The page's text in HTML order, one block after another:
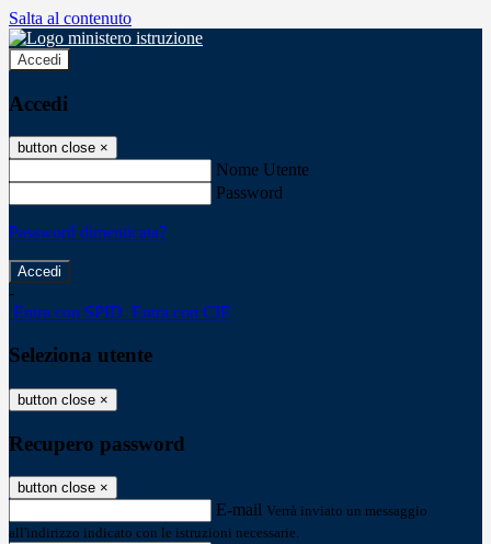
Salta al contenuto
Accedi
Accedi
button close ×
Nome Utente
Password
Password dimenticata?
-
Entra con SPID Entra con CIE
Seleziona utente
button close ×
Recupero password
button close ×
E-mail Verrà inviato un messaggio
all'indirizzo indicato con le istruzioni necessarie.